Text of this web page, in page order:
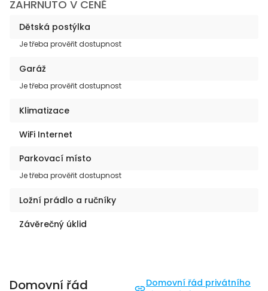
ZAHRNUTO V CENĚ
Dětská postýlka
Je třeba prověřit dostupnost
Garáž
Je třeba prověřit dostupnost
Klimatizace
WiFi Internet
Parkovací místo
Je třeba prověřit dostupnost
Ložní prádlo a ručníky
Závěrečný úklid
Domovní řád
Domovní řád privátního